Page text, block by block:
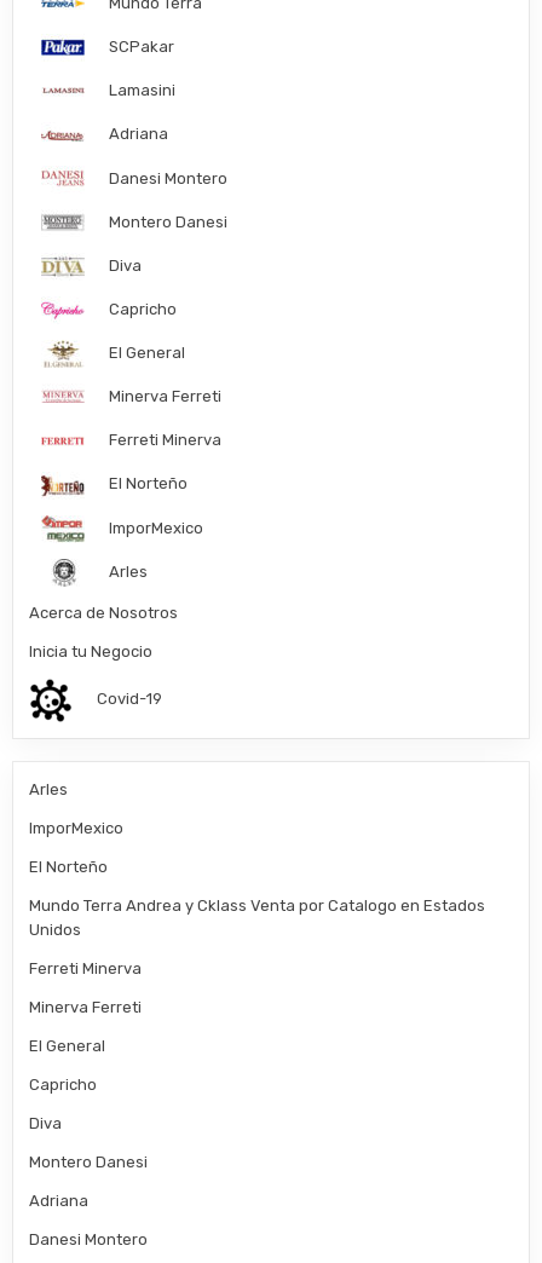
SCPakar
Lamasini
Adriana
Danesi Montero
Montero Danesi
Diva
Capricho
El General
Minerva Ferreti
Ferreti Minerva
El Norteño
ImporMexico
Arles
Acerca de Nosotros
Inicia tu Negocio
Covid-19
Arles
ImporMexico
El Norteño
Mundo Terra Andrea y Cklass Venta por Catalogo en Estados
Unidos
Ferreti Minerva
Minerva Ferreti
El General
Capricho
Diva
Montero Danesi
Adriana
Danesi Montero